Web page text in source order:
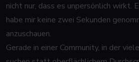
nicht nur, dass es unpersönlich wirkt.
habe mir keine zwei Sekunden
anzuschauen.
Gerade in einer Community, in der